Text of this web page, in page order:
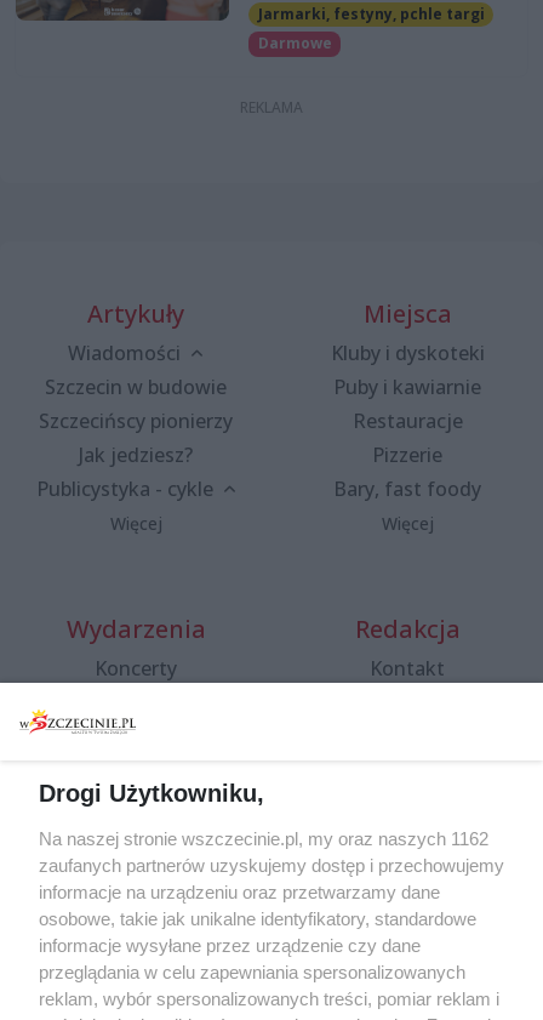
Jarmarki, festyny, pchle targi
Darmowe
Artykuły
Wiadomości
Szczecin w budowie
Szczecińscy pionierzy
Jak jedziesz?
Publicystyka - cykle
Więcej
Miejsca
Kluby i dyskoteki
Puby i kawiarnie
Restauracje
Pizzerie
Bary, fast foody
Więcej
Wydarzenia
Koncerty
Spacery i oprowadzania
targi
Wernisaże
Więcej
Redakcja
Kontakt
Specjalny koncert z okazji
20. urodzin portalu
wSzczecinie.pl
Regulamin konkursów
śniadaniówka "Hej
Szczecin! Jest piątek!"
Drogi Użytkowniku,
Na naszej stronie wszczecinie.pl, my oraz naszych 1162
zaufanych partnerów uzyskujemy dostęp i przechowujemy
informacje na urządzeniu oraz przetwarzamy dane
osobowe, takie jak unikalne identyfikatory, standardowe
informacje wysyłane przez urządzenie czy dane
przeglądania w celu zapewniania spersonalizowanych
reklam, wybór spersonalizowanych treści, pomiar reklam i